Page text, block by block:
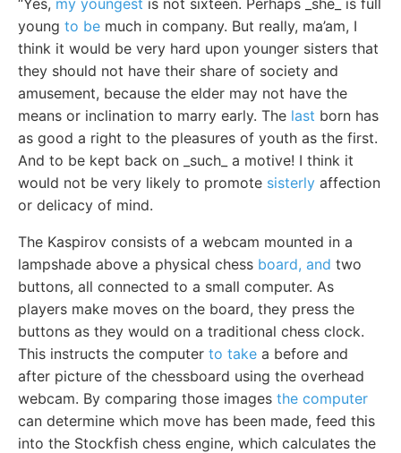
young to be much in company. But really, ma’am, I
think it would be very hard upon younger sisters that
they should not have their share of society and
amusement, because the elder may not have the
means or inclination to marry early. The last born has
as good a right to the pleasures of youth as the first.
And to be kept back on _such_ a motive! I think it
would not be very likely to promote sisterly affection
or delicacy of mind.
The Kaspirov consists of a webcam mounted in a
lampshade above a physical chess board, and two
buttons, all connected to a small computer. As
players make moves on the board, they press the
buttons as they would on a traditional chess clock.
This instructs the computer to take a before and
after picture of the chessboard using the overhead
webcam. By comparing those images the computer
can determine which move has been made, feed this
into the Stockfish chess engine, which calculates the